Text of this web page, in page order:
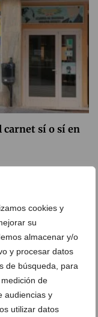
cookies y
su
almacenar y/o
y procesar datos
de búsqueda, para
de
audiencias y
utilizar datos
carnet sí o sí en